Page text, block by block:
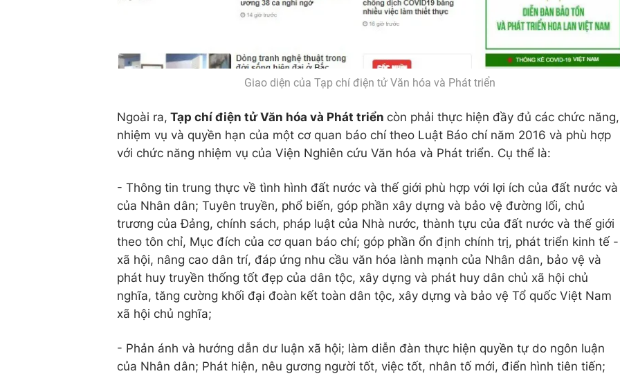
Giao diện của Tạp chí điện tử Văn hóa và Phát triển
Ngoài ra, Tạp chí điện tử Văn hóa và Phát triển còn phải thực hiện đầy đủ các chức năng,
nhiệm vụ và quyền hạn của một cơ quan báo chí theo Luật Báo chí năm 2016 và phù hợp
với chức năng nhiệm vụ của Viện Nghiên cứu Văn hóa và Phát triển. Cụ thể là:
- Thông tin trung thực về tình hình đất nước và thế giới phù hợp với lợi ích của đất nước và
của Nhân dân; Tuyên truyền, phổ biến, góp phần xây dựng và bảo vệ đường lối, chủ
trương của Đảng, chính sách, pháp luật của Nhà nước, thành tựu của đất nước và thế giới
theo tôn chỉ, Mục đích của cơ quan báo chí; góp phần ổn định chính trị, phát triển kinh tế -
xã hội, nâng cao dân trí, đáp ứng nhu cầu văn hóa lành mạnh của Nhân dân, bảo vệ và
phát huy truyền thống tốt đẹp của dân tộc, xây dựng và phát huy dân chủ xã hội chủ
nghĩa, tăng cường khối đại đoàn kết toàn dân tộc, xây dựng và bảo vệ Tổ quốc Việt Nam
xã hội chủ nghĩa;
- Phản ánh và hướng dẫn dư luận xã hội; làm diễn đàn thực hiện quyền tự do ngôn luận
của Nhân dân; Phát hiện, nêu gương người tốt, việc tốt, nhân tố mới, điển hình tiên tiến;